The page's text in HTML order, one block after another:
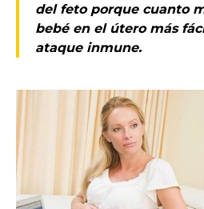
del feto porque cuanto
bebé en el útero más
ataque inmune.